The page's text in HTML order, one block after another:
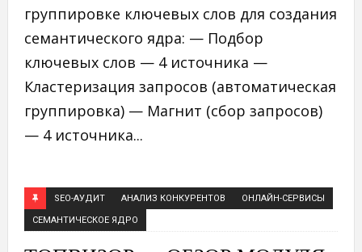
группировке ключевых слов для создания
семантического ядра: — Подбор
ключевых слов — 4 источника —
Кластеризация запросов (автоматическая
группировка) — Магнит (сбор запросов)
— 4 источника...
SEO-АУДИТ АНАЛИЗ КОНКУРЕНТОВ ОНЛАЙН-СЕРВИСЫ
СЕМАНТИЧЕСКОЕ ЯДРО